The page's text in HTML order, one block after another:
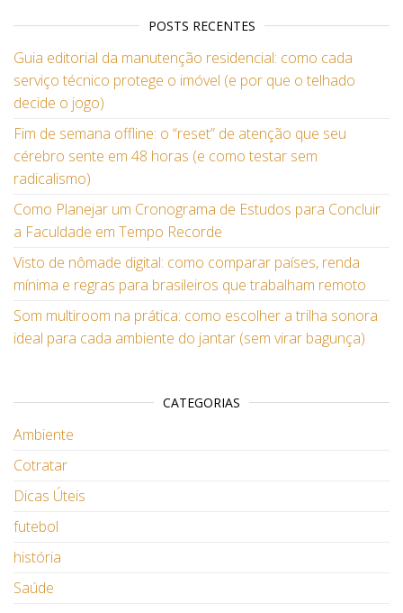
POSTS RECENTES
Guia editorial da manutenção residencial: como cada
serviço técnico protege o imóvel (e por que o telhado
decide o jogo)
Fim de semana offline: o “reset” de atenção que seu
cérebro sente em 48 horas (e como testar sem
radicalismo)
Como Planejar um Cronograma de Estudos para Concluir
a Faculdade em Tempo Recorde
Visto de nômade digital: como comparar países, renda
mínima e regras para brasileiros que trabalham remoto
Som multiroom na prática: como escolher a trilha sonora
ideal para cada ambiente do jantar (sem virar bagunça)
CATEGORIAS
Ambiente
Cotratar
Dicas Úteis
futebol
história
Saúde